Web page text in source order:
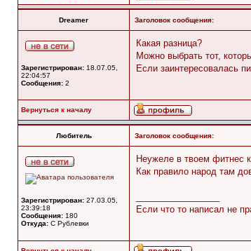
Dreamer Заголовок сообщения:
Зарегистрирован: 18.07.05,
22:04:57
Сообщения: 2
Какая разница?
Можно выбрать тот,
Если заинтересовалась
Вернуться к началу
Любитель Заголовок сообщения:
Зарегистрирован: 27.03.05,
23:39:18
Сообщения: 180
Откуда: C Рублевки
Неужеле в твоем фитнес
Как правило народ там
Если что то написал не